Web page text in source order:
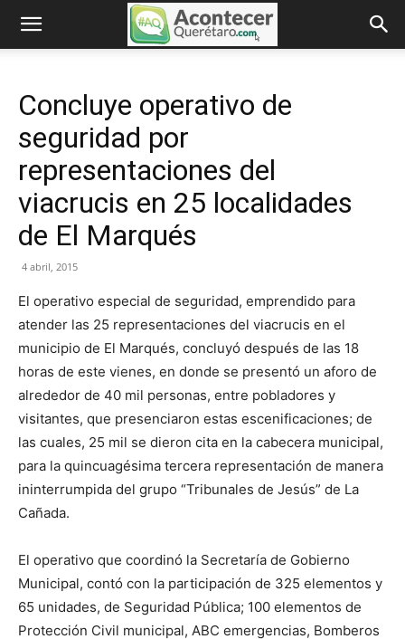
Concluye operativo de
seguridad por
representaciones del
viacrucis en 25 localidades
de El Marqués
4 abril, 2015
El operativo especial de seguridad, emprendido para
atender las 25 representaciones del viacrucis en el
municipio de El Marqués, concluyó después de las 18
horas de este vienes, en donde se presentó un aforo de
alrededor de 40 mil personas, entre pobladores y
visitantes, que presenciaron estas escenificaciones; de
las cuales, 25 mil se dieron cita en la cabecera municipal,
para la quincuagésima tercera representación de manera
ininterrumpida del grupo “Tribunales de Jesús” de La
Cañada.
El operativo que coordinó la Secretaría de Gobierno
Municipal, contó con la participación de 325 elementos y
65 unidades, de Seguridad Pública; 100 elementos de
Protección Civil municipal, ABC emergencias, Bomberos